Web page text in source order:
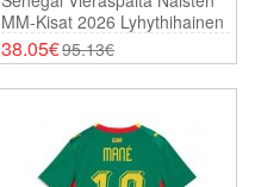
MM-Kisat 2026 Lyhythihainen
38.05€95.13€